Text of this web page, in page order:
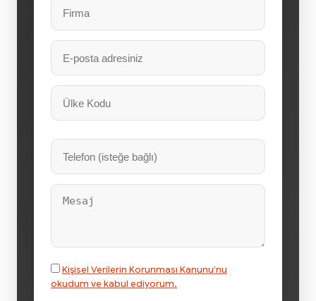
Kişisel Verilerin Korunması Kanunu’nu
okudum ve kabul ediyorum.